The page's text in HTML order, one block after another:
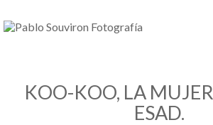
KOO-KOO, LA
ESAD.